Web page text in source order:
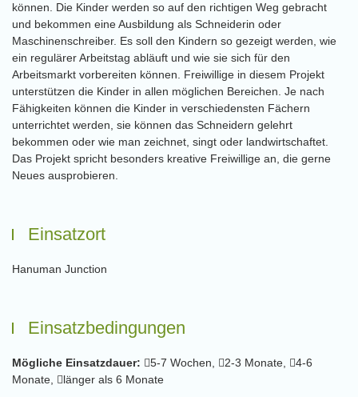
können. Die Kinder werden so auf den richtigen Weg gebracht
und bekommen eine Ausbildung als Schneiderin oder
Maschinenschreiber. Es soll den Kindern so gezeigt werden, wie
ein regulärer Arbeitstag abläuft und wie sie sich für den
Arbeitsmarkt vorbereiten können. Freiwillige in diesem Projekt
unterstützen die Kinder in allen möglichen Bereichen. Je nach
Fähigkeiten können die Kinder in verschiedensten Fächern
unterrichtet werden, sie können das Schneidern gelehrt
bekommen oder wie man zeichnet, singt oder landwirtschaftet.
Das Projekt spricht besonders kreative Freiwillige an, die gerne
Neues ausprobieren.
Einsatzort
Hanuman Junction
Einsatzbedingungen
Mögliche Einsatzdauer: 5-7 Wochen, 2-3 Monate,
4-6
Monate,
länger als 6 Monate